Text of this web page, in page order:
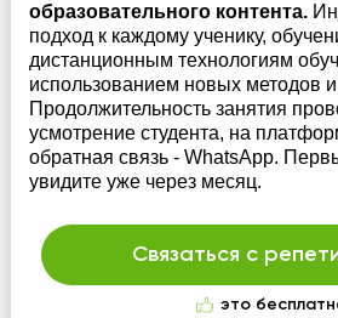
образовательного контента.
подход к каждому ученику,
дистанционным технологиям
использованием новых методов и
Продолжительность занятия
усмотрение студента, на
обратная связь - WhatsApp.
увидите уже через месяц.
Связаться с
это